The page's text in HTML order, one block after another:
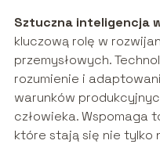
Sztuczna inteligencja
kluczową rolę w
przemysłowych.
rozumienie i
warunków
człowieka. Wspomaga
które stają się nie tylko